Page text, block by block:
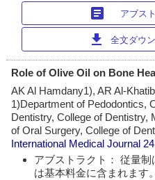
article アブス
download 全文ダウ
Role of Olive Oil on Bone
AK Al Hamdany1), AR Al-
1)Department of Pedodontics,
Dentistry, College of Dentistry,
of Oral Surgery, College of
International Medical Journal
アブストラクト： 従量制
は基本料金に含まれます。